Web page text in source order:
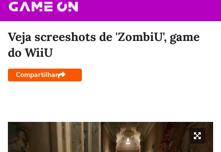
Veja screeshots de 'ZombiU', game
do WiiU
Compartilhar